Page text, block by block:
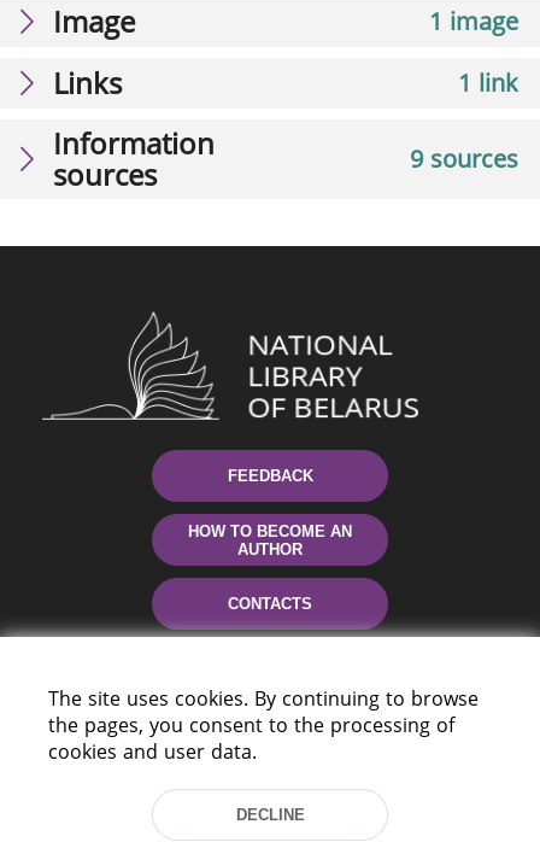
1 image
Image
1 link
Links
9 sources
Information
sources
FEEDBACK
HOW TO BECOME AN
AUTHOR
CONTACTS
The site uses cookies. By continuing to browse
the pages, you consent to the processing of
cookies and user data.
DECLINE